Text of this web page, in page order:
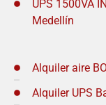
UPS 1500VA
Medellín
Alquiler aire
Alquiler UPS